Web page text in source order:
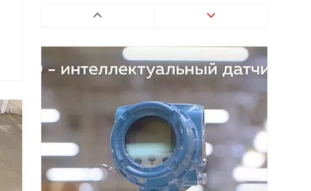
напомнили о границах закона
12:10В Челябинской области стартовали
поставки летних лакомств из‑за рубежа
Летняя подработка подростков не лишит их
пособий и пенсий
Копейские велогонщики завоевали 13
медалей на чемпионате УрФО по маунтинбайку